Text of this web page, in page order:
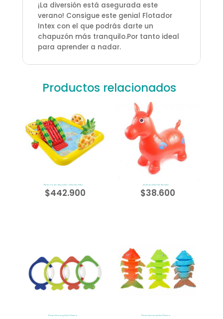
¡La diversión está asegurada este
verano! Consigue este genial Flotador
Intex con el que podrás darte un
chapuzón más tranquilo.Por tanto ideal
para aprender a nadar.
Productos relacionados
Resbalador Acuático Inflable Intex
$442.900
Saltarin Inflable Sencillo
$38.600
Peces Sumergibles Piscina Peces Sumergibles Piscina